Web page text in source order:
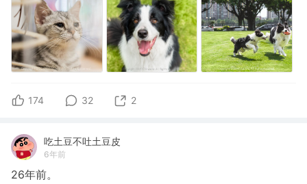
174 32 2
吃土豆不吐土豆皮
6年前
26年前。